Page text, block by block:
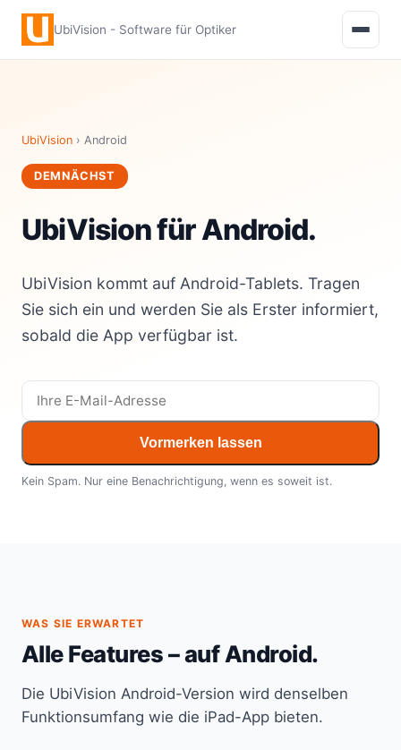
UbiVision - Software für Optiker
UbiVision › Android
DEMNÄCHST
UbiVision für Android.
UbiVision kommt auf Android-Tablets. Tragen
Sie sich ein und werden Sie als Erster informiert,
sobald die App verfügbar ist.
Vormerken lassen
Kein Spam. Nur eine Benachrichtigung, wenn es soweit ist.
WAS SIE ERWARTET
Alle Features – auf Android.
Die UbiVision Android-Version wird denselben
Funktionsumfang wie die iPad-App bieten.